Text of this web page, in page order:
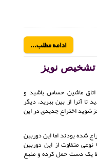
ادامه مطلب...
ماشین حساس باشید و
تا آنرا از بین ببرید. دیگر
شوید اختراع جدیدی در این
شده بودند اما این دوربین
کم (حدود 1.7 کیلوگرم) نوعی متفاوت از این دوربین
یک دست حمل کرده و منبع